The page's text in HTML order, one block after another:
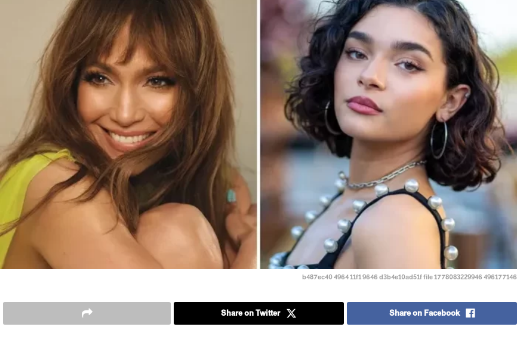
b487ec40 4964 11f1 9646 d3b4e10ad51f file 1778083229946 496177146
Share on Facebook
Share on Twitter